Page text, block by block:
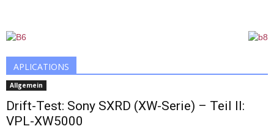
APLICATIONS
Allgemein
Drift-Test: Sony SXRD (XW-Serie) – Teil II:
VPL-XW5000